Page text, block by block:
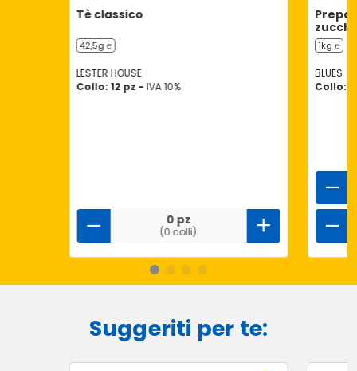
Tè classico
42,5g ℮
LESTER HOUSE
Collo: 12 pz - IVA 10%
0 pz
(0 colli)
1kg ℮
BLUES
Collo:
Suggeriti per te: